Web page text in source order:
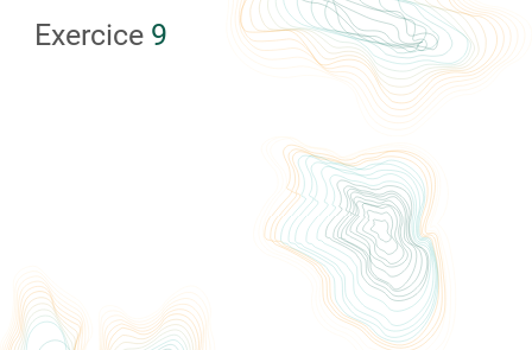
Exercice 9